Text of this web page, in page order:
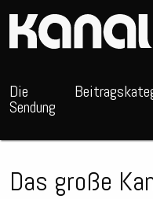
Die
Sendung
Das große